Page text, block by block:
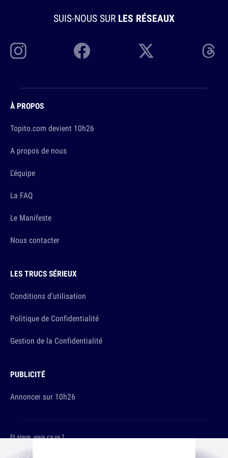
SUIS-NOUS SUR LES RÉSEAUX
À PROPOS
Topito.com devient 10h26
A propos de nous
L'équipe
La FAQ
Le Manifeste
Nous contacter
LES TRUCS SÉRIEUX
Conditions d'utilisation
Politique de Confidentialité
Gestion de la Confidentialité
PUBLICITÉ
Annoncer sur 10h26
Copyright © 2026 The Original Publishing Studio
Et sinon, vous ça va ?